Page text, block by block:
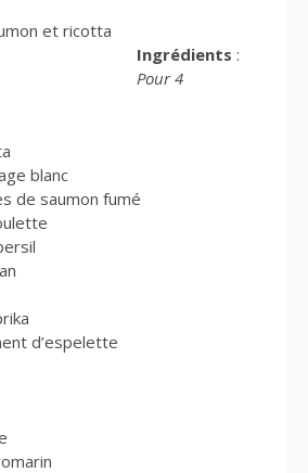
Ingrédients :
Pour 4
blanc
de saumon fumé
d’espelette